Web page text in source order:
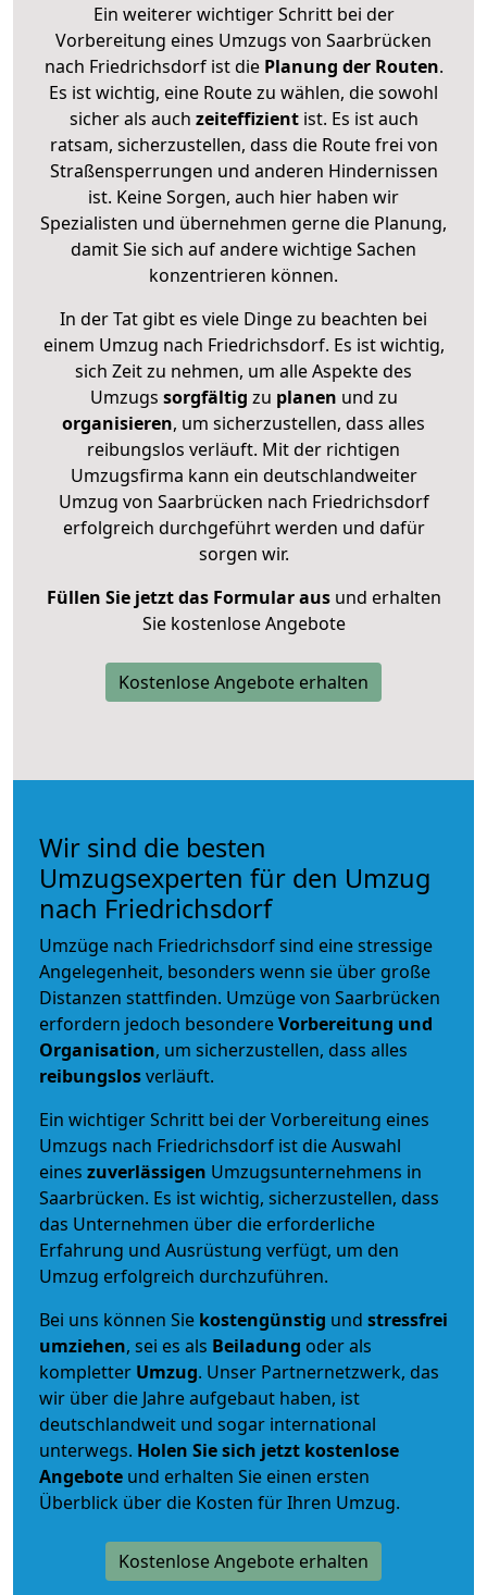
Ein weiterer wichtiger Schritt bei der
Vorbereitung eines Umzugs von Saarbrücken
nach Friedrichsdorf ist diePlanung der Routen.
Es ist wichtig, eine Route zu wählen, die sowohl
sicher als auch zeiteffizientist. Es ist auch
ratsam, sicherzustellen, dass die Route frei von
Straßensperrungen und anderen Hindernissen
ist. Keine Sorgen, auch hier haben wir
Spezialisten und übernehmen gerne die Planung,
damit Sie sich auf andere wichtige Sachen
konzentrieren können.
In der Tat gibt es viele Dinge zu beachten bei
einem Umzug nach Friedrichsdorf. Es ist wichtig,
sich Zeit zu nehmen, um alle Aspekte des
Umzugs sorgfältig zu planen und zu
organisieren, um sicherzustellen, dass alles
reibungslos verläuft. Mit der richtigen
Umzugsfirma kann ein deutschlandweiter
Umzug von Saarbrücken nach Friedrichsdorf
erfolgreich durchgeführt werden und dafür
sorgen wir.
Füllen Sie jetzt das Formular ausund erhalten
Sie kostenlose Angebote
Kostenlose Angebote erhalten
Wir sind die besten
Umzugsexperten für den Umzug
nach Friedrichsdorf
Umzüge nach Friedrichsdorf sind eine stressige
Angelegenheit, besonders wenn sie über große
Distanzen stattfinden. Umzüge von Saarbrücken
erfordern jedoch besondereVorbereitung und
Organisation, um sicherzustellen, dass alles
reibungslosverläuft.
Ein wichtiger Schritt bei der Vorbereitung eines
Umzugs nach Friedrichsdorf ist die Auswahl
eines zuverlässigen Umzugsunternehmens in
Saarbrücken. Es ist wichtig, sicherzustellen, dass
das Unternehmen über die erforderliche
Erfahrung und Ausrüstung verfügt, um den
Umzug erfolgreich durchzuführen.
Bei uns können Sie kostengünstig und stressfrei
umziehen, sei es als Beiladung oder als
kompletter Umzug. Unser Partnernetzwerk, das
wir über die Jahre aufgebaut haben, ist
deutschlandweit und sogar international
unterwegs. Holen Sie sich jetzt kostenlose
Angebote und erhalten Sie einen ersten
Überblick über die Kosten für Ihren Umzug.
Kostenlose Angebote erhalten